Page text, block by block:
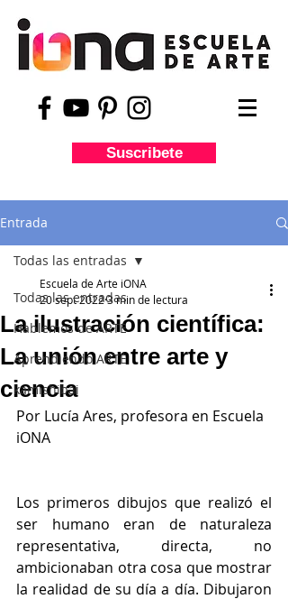
Suscribete
Entrada
Todas las entradas
Hablemos de ARTE
Aprendiendo ARTE
kamishibai
Todas las entradas
La ilustración científica:
La unión entre arte y
ciencia
Escuela de Arte iONA
20 sept 20223 min de lectura
Por Lucía Ares, profesora en Escuela
iONA
Los primeros dibujos que realizó el
ser humano eran de naturaleza
representativa, directa, no
ambicionaban otra cosa que mostrar
la realidad de su día a día. Dibujaron